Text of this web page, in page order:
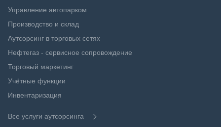
Управление автопарком
Производство и склад
Аутсорсинг в торговых сетях
Нефтегаз - сервисное сопровождение
Торговый маркетинг
Учётные функции
Инвентаризация
Все услуги аутсорсинга